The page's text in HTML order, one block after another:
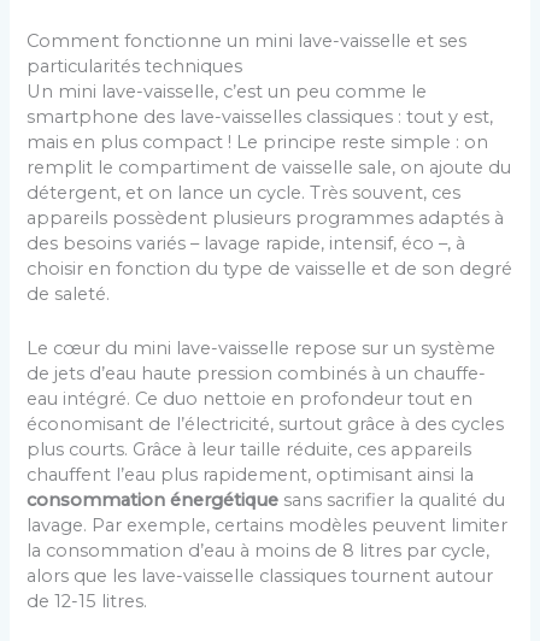
Comment fonctionne un mini lave-vaisselle et ses
particularités techniques
Un mini lave-vaisselle, c’est un peu comme le
smartphone des lave-vaisselles classiques : tout y est,
mais en plus compact ! Le principe reste simple : on
remplit le compartiment de vaisselle sale, on ajoute du
détergent, et on lance un cycle. Très souvent, ces
appareils possèdent plusieurs programmes adaptés à
des besoins variés – lavage rapide, intensif, éco –, à
choisir en fonction du type de vaisselle et de son degré
de saleté.
Le cœur du mini lave-vaisselle repose sur un système
de jets d’eau haute pression combinés à un chauffe-
eau intégré. Ce duo nettoie en profondeur tout en
économisant de l’électricité, surtout grâce à des cycles
plus courts. Grâce à leur taille réduite, ces appareils
chauffent l’eau plus rapidement, optimisant ainsi la
consommation énergétique sans sacrifier la qualité du
lavage. Par exemple, certains modèles peuvent limiter
la consommation d’eau à moins de 8 litres par cycle,
alors que les lave-vaisselle classiques tournent autour
de 12-15 litres.